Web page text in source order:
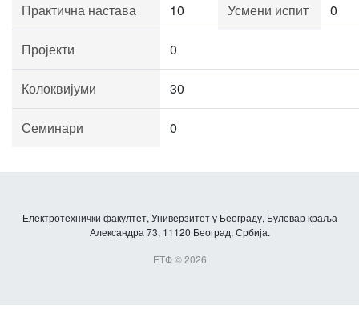
Практична настава 10 Усмени испит 0
Пројекти 0
Колоквијуми 30
Семинари 0
Електротехнички факултет, Универзитет у Београду, Булевар краља
Александра 73, 11120 Београд, Србија.
ЕТФ © 2026